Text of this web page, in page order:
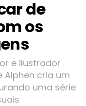
de
os
e ilustrador
Alphen cria um
uma série